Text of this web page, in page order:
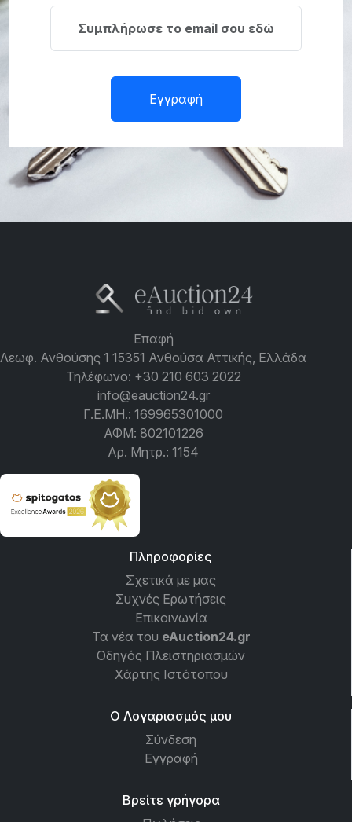
Εγγραφή
Επαφή
Λεωφ. Ανθούσης 1 15351 Ανθούσα Αττικής, Ελλάδα
Τηλέφωνο: +30 210 603 2022
info@eauction24.gr
Γ.Ε.ΜΗ.: 169965301000
ΑΦΜ: 802101226
Αρ. Μητρ.: 1154
Πληροφορίες
Σχετικά με μας
Συχνές Ερωτήσεις
Επικοινωνία
Τα νέα του eAuction24.gr
Οδηγός Πλειστηριασμών
Χάρτης Ιστότοπου
Ο Λογαριασμός μου
Σύνδεση
Εγγραφή
Βρείτε γρήγορα